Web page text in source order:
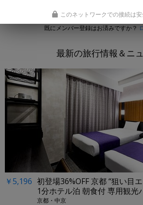
会員になる
既にメンバー登録はお済みですか？
最新の旅行情報＆ニ
￥5,196 初登場36%OFF 京都 “狙い目
1分ホテル泊 朝食付 専用観光
京都・中京
このネットワークでの接続は安